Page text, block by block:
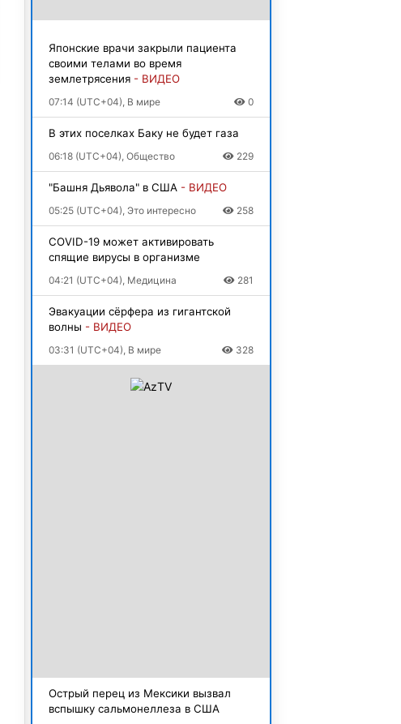
Японские врачи закрыли пациента
своими телами во время
землетрясения - ВИДЕО
07:14 (UTC+04), В мире 0
В этих поселках Баку не будет газа
06:18 (UTC+04), Общество 229
"Башня Дьявола" в США - ВИДЕО
05:25 (UTC+04), Это интересно 258
COVID-19 может активировать
спящие вирусы в организме
04:21 (UTC+04), Медицина 281
Эвакуации сёрфера из гигантской
волны - ВИДЕО
03:31 (UTC+04), В мире 328
Острый перец из Мексики вызвал
вспышку сальмонеллеза в США